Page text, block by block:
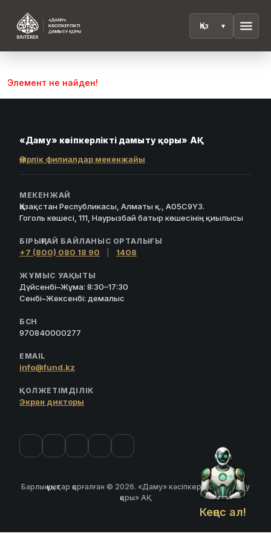
menu
Кеңес ал!
Элемент не найден!
«Даму» кәсіпкерлікті дамыту қоры» АҚ
Өңірлік филиалдар мекенжайы
МЕКЕНЖАЙ
Қазақстан Республикасы, Алматы қ., A05C9Y3.
Гоголь көшесі, 111, Наурызбай батыр көшесінің қиылысы
БІРЫҢҒАЙ БАЙЛАНЫС ОРТАЛЫҒЫ
+7 (800) 080 18 90 1408
ЖҰМЫС УАҚЫТЫ
Дүйсенбі–Жұма: 8:30–17:30
Сенбі–Жексенбі: демалыс
БСН
970840000277
EMAIL
info@fund.kz
ҚОЛЖЕТІМДІЛІК
Экран дикторы
Барлық құқықтар қорғалған © 2026. «Даму» кәсіпкерлікті дамыту
қоры» АҚ